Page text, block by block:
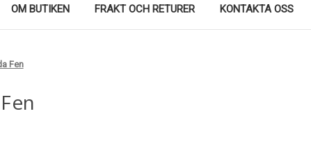
OM BUTIKEN FRAKT OCH RETURER KONTAKTA OSS
Fen